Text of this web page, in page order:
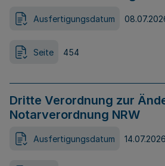
Ausfertigungsdatum
Seite 454
Dritte Verordnung zur
Notarverordnung NRW
Ausfertigungsdatum 14.07.2026